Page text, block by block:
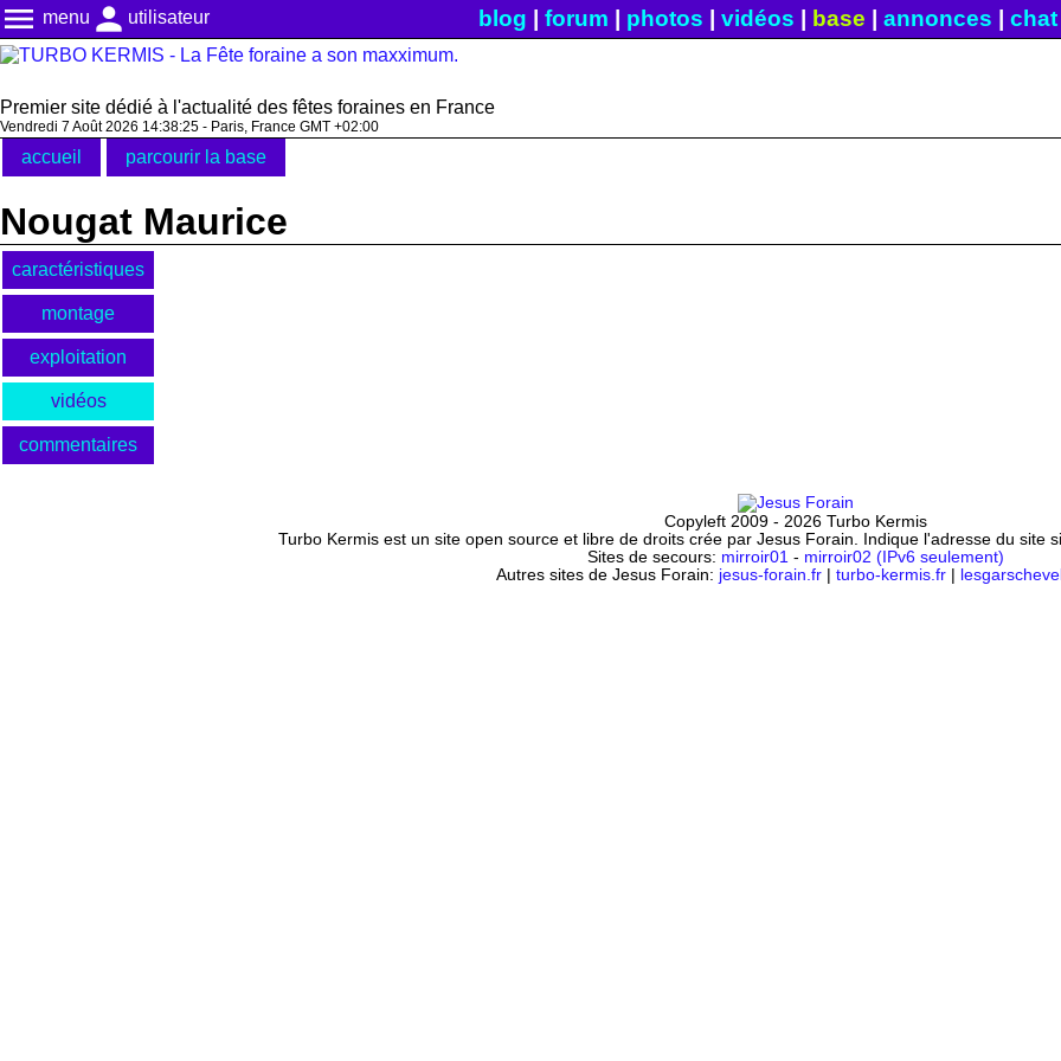
menu menu person utilisateur blog forum photos vidéos base annonces chat|
Premier site dédié à l'actualité des fêtes foraines en France
Vendredi 7 Août 2026 14:38:25 - Paris, France GMT +02:00
accueil parcourir la base
Nougat Maurice
caractéristiques
montage
exploitation
vidéos
commentaires
Copyleft 2009 - 2026 Turbo Kermis
Turbo Kermis est un site open source et libre de droits crée par Jesus Forain. Indique l'adresse du site
Sites de secours: mirroir01 - mirroir02 (IPv6 seulement)
Autres sites de Jesus Forain: jesus-forain.fr| turbo-kermis.fr|